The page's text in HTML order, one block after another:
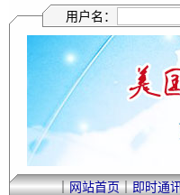
用户名：
｜网站首页｜即时通